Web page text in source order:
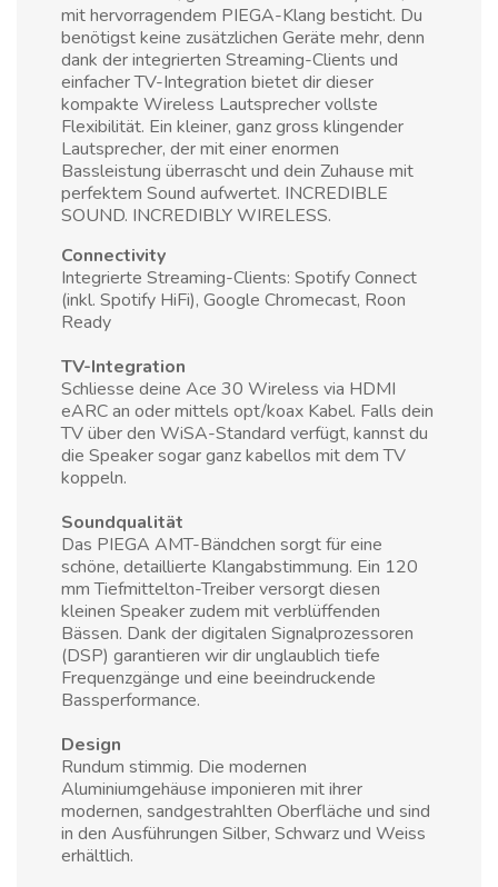
mit hervorragendem PIEGA-Klang besticht. Du
benötigst keine zusätzlichen Geräte mehr, denn
dank der integrierten Streaming-Clients und
einfacher TV-Integration bietet dir dieser
kompakte Wireless Lautsprecher vollste
Flexibilität. Ein kleiner, ganz gross klingender
Lautsprecher, der mit einer enormen
Bassleistung überrascht und dein Zuhause mit
perfektem Sound aufwertet. INCREDIBLE
SOUND. INCREDIBLY WIRELESS.
Connectivity
Integrierte Streaming-Clients: Spotify Connect
(inkl. Spotify HiFi), Google Chromecast, Roon
Ready
TV-Integration
Schliesse deine Ace 30 Wireless via HDMI
eARC an oder mittels opt/koax Kabel. Falls dein
TV über den WiSA-Standard verfügt, kannst du
die Speaker sogar ganz kabellos mit dem TV
koppeln.
Soundqualität
Das PIEGA AMT-Bändchen sorgt für eine
schöne, detaillierte Klangabstimmung. Ein 120
mm Tiefmittelton-Treiber versorgt diesen
kleinen Speaker zudem mit verblüffenden
Bässen. Dank der digitalen Signalprozessoren
(DSP) garantieren wir dir unglaublich tiefe
Frequenzgänge und eine beeindruckende
Bassperformance.
Design
Rundum stimmig. Die modernen
Aluminiumgehäuse imponieren mit ihrer
modernen, sandgestrahlten Oberfläche und sind
in den Ausführungen Silber, Schwarz und Weiss
erhältlich.